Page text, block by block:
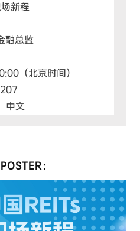
新程
融总监
（北京时间）
中文
：